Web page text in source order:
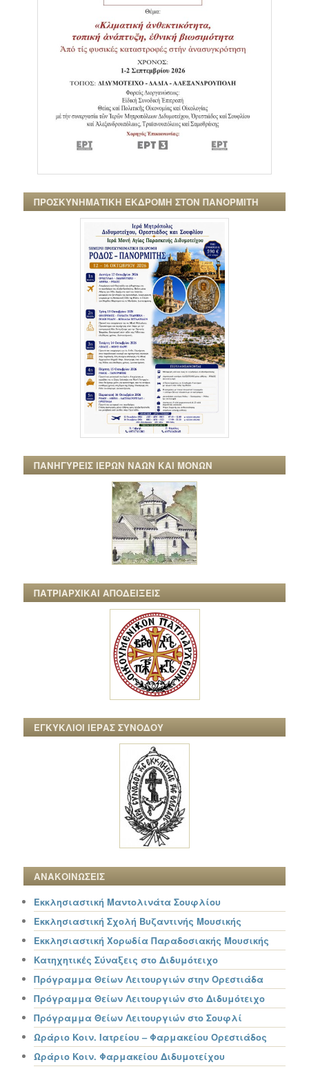
ΠΡΟΣΚΥΝΗΜΑΤΙΚΗ ΕΚΔΡΟΜΗ ΣΤΟΝ ΠΑΝΟΡΜΙΤΗ
ΠΑΝΗΓΥΡΕΙΣ ΙΕΡΩΝ ΝΑΩΝ ΚΑΙ ΜΟΝΩΝ
ΠΑΤΡΙΑΡΧΙΚΑΙ ΑΠΟΔΕΙΞΕΙΣ
ΕΓΚΥΚΛΙΟΙ ΙΕΡΑΣ ΣΥΝΟΔΟΥ
ΑΝΑΚΟΙΝΩΣΕΙΣ
Εκκλησιαστική Μαντολινάτα Σουφλίου
Εκκλησιαστική Σχολή Βυζαντινής Μουσικής
Εκκλησιαστική Χορωδία Παραδοσιακής Μουσικής
Κατηχητικές Σύναξεις στο Διδυμότειχο
Πρόγραμμα Θείων Λειτουργιών στην Ορεστιάδα
Πρόγραμμα Θείων Λειτουργιών στο Διδυμότειχο
Πρόγραμμα Θείων Λειτουργιών στο Σουφλί
Ωράριο Κοιν. Ιατρείου – Φαρμακείου Ορεστιάδος
Ωράριο Κοιν. Φαρμακείου Διδυμοτείχου